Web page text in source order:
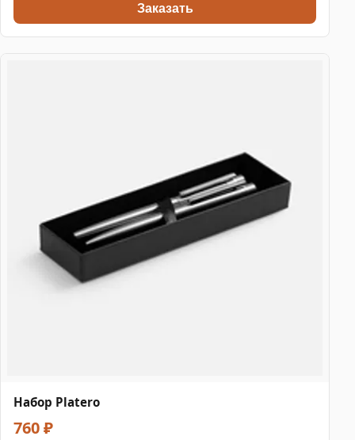
Заказать
Набор Platero
760 ₽